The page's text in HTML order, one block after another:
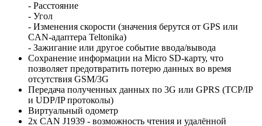
- Расстояние
- Угол
- Изменения скорости (значения берутся от GPS или
CAN-адаптера Teltonika)
- Зажигание или другое событие ввода/вывода
Сохранение информации на Micro SD-карту, что
позволяет предотвратить потерю данных во время
отсутствия GSM/3G
Передача полученных данных по 3G или GPRS (TCP/IP
и UDP/IP протоколы)
Виртуальный одометр
2х CAN J1939 - возможность чтения и удалённой